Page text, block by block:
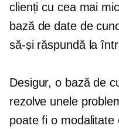
clienți cu cea mai
bază de date de
să-și răspundă la
Desigur, o bază de
rezolve unele
poate fi o modalitate